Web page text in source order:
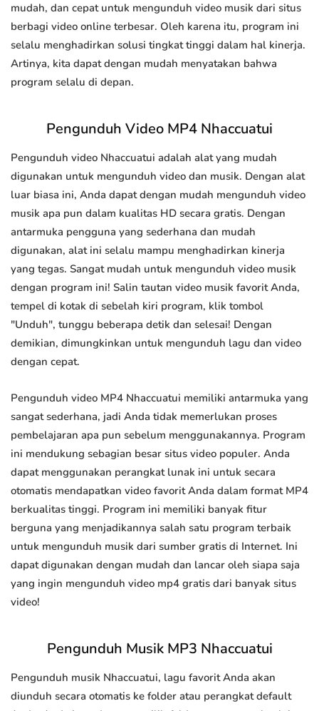
mudah, dan cepat untuk mengunduh video musik dari situs
berbagi video online terbesar. Oleh karena itu, program ini
selalu menghadirkan solusi tingkat tinggi dalam hal kinerja.
Artinya, kita dapat dengan mudah menyatakan bahwa
program selalu di depan.
Pengunduh Video MP4 Nhaccuatui
Pengunduh video Nhaccuatui adalah alat yang mudah
digunakan untuk mengunduh video dan musik. Dengan alat
luar biasa ini, Anda dapat dengan mudah mengunduh video
musik apa pun dalam kualitas HD secara gratis. Dengan
antarmuka pengguna yang sederhana dan mudah
digunakan, alat ini selalu mampu menghadirkan kinerja
yang tegas. Sangat mudah untuk mengunduh video musik
dengan program ini! Salin tautan video musik favorit Anda,
tempel di kotak di sebelah kiri program, klik tombol
"Unduh", tunggu beberapa detik dan selesai! Dengan
demikian, dimungkinkan untuk mengunduh lagu dan video
dengan cepat.
Pengunduh video MP4 Nhaccuatui memiliki antarmuka yang
sangat sederhana, jadi Anda tidak memerlukan proses
pembelajaran apa pun sebelum menggunakannya. Program
ini mendukung sebagian besar situs video populer. Anda
dapat menggunakan perangkat lunak ini untuk secara
otomatis mendapatkan video favorit Anda dalam format MP4
berkualitas tinggi. Program ini memiliki banyak fitur
berguna yang menjadikannya salah satu program terbaik
untuk mengunduh musik dari sumber gratis di Internet. Ini
dapat digunakan dengan mudah dan lancar oleh siapa saja
yang ingin mengunduh video mp4 gratis dari banyak situs
video!
Pengunduh Musik MP3 Nhaccuatui
Pengunduh musik Nhaccuatui, lagu favorit Anda akan
diunduh secara otomatis ke folder atau perangkat default